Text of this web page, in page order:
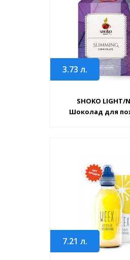
3.73 л.
SHOKO LIGHT/
Шоколад для
7.21 л.